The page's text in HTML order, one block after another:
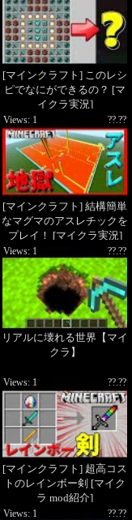
[マインクラフト] このレシ
ピでなにができるの？ [マ
イクラ実況]
[マインクラフト] 結構簡単
なマグマのアスレチックを
プレイ！ [マイクラ実況]
??.??
Views: 1
リアルに壊れる世界【マイ
クラ】
??.??
Views: 1
[マインクラフト] 超高コス
トのレインボー剣 [マイク
ラ mod紹介]
??.??
Views: 1
??.??
Views: 1